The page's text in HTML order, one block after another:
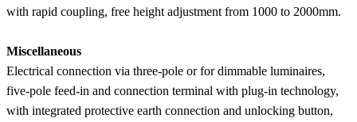
with rapid coupling, free height adjustment from 1000 to 2000mm.
Miscellaneous
Electrical connection via three-pole or for dimmable luminaires,
five-pole feed-in and connection terminal with plug-in technology,
with integrated protective earth connection and unlocking button,